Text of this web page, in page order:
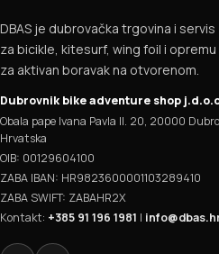
DBAS je dubrovačka trgovina i servis
za bicikle, kitesurf, wing foil i opremu
za aktivan boravak na otvorenom.
Dubrovnik bike adventure shop
Obala pape Ivana Pavla II. 20, 20000
Hrvatska
OIB: 00129604100
ZABA IBAN: HR9823600001103289410
ZABA SWIFT: ZABAHR2X
Kontakt: +385 91 196 1981 |